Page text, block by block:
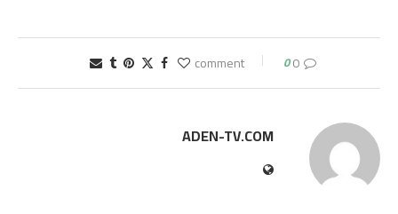
0 comment
0
ADEN-TV.COM